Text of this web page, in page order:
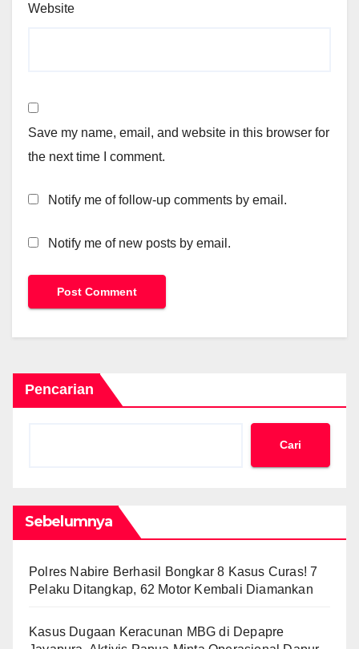
Website
Save my name, email, and website in this browser for
the next time I comment.
Notify me of follow-up comments by email.
Notify me of new posts by email.
Pencarian
Cari
Sebelumnya
Polres Nabire Berhasil Bongkar 8 Kasus Curas! 7
Pelaku Ditangkap, 62 Motor Kembali Diamankan
Kasus Dugaan Keracunan MBG di Depapre